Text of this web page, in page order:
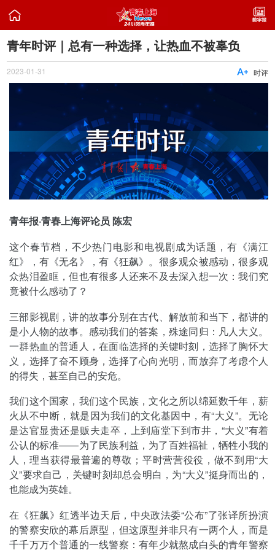

青年时评｜总有一种选择，让热血不被辜负
2023-01-31 时评

青年报·青春上海评论员 陈宏
这个春节档，不少热门电影和电视剧成为话题，有《满江
红》，有《无名》，有《狂飙》。很多观众被感动，很多观
众热泪盈眶，但也有很多人还来不及去深入想一次：我们究
竟被什么感动了？
三部影视剧，讲的故事分别在古代、解放前和当下，都讲的
是小人物的故事。感动我们的答案，殊途同归：凡人大义。
一群热血的普通人，在面临选择的关键时刻，选择了胸怀大
义，选择了奋不顾身，选择了心向光明，而放弃了考虑个人
的得失，甚至自己的安危。
我们这个国家，我们这个民族，文化之所以绵延数千年，薪
火从不中断，就是因为我们的文化基因中，有“大义”。无论
是达官显贵还是贩夫走卒，上到庙堂下到市井，“大义”有着
公认的标准——为了民族利益，为了百姓福祉，牺牲小我的
人，理当获得最普遍的尊敬；平时营营役役，做不到用“大
义”要求自己，关键时刻却总会明白，为“大义”挺身而出的，
也能成为英雄。
在《狂飙》红透半边天后，中央政法委“公布”了张译所扮演
的警察安欣的幕后原型，但这原型并非只有一两个人，而是
千千万万个普通的一线警察：有年少就熬成白头的青年警察